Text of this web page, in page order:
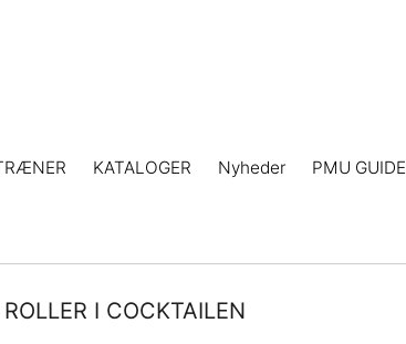
KATALOGER Nyheder PMU GUIDE
I COCKTAILEN